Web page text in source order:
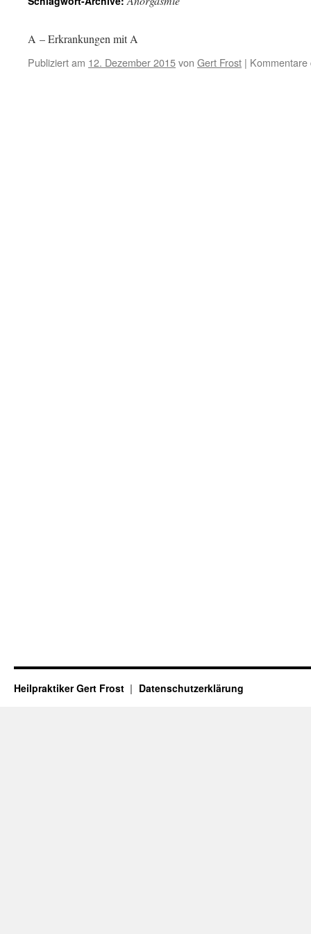
A – Erkrankungen mit A
Publiziert am 12. Dezember 2015von Gert Frost | Kommentare
Heilpraktiker Gert Frost Datenschutzerklärung